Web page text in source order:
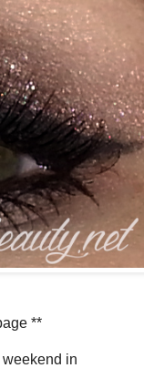
**
in